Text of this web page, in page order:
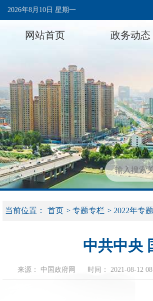
2026年8月10日 星期一
网站首页 政务动态
当前位置： 首页 > 专题专栏 > 2022年专
中共中央
来源： 中国政府网 时间： 2021-08-12